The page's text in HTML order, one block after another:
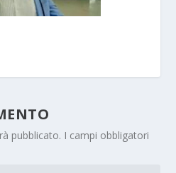
pubblicato. I campi obbligatori